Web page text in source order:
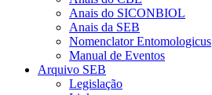
Anais do SICONBIOL
Anais da SEB
Nomenclator Entomologicus
Manual de Eventos
Arquivo SEB
Legislação